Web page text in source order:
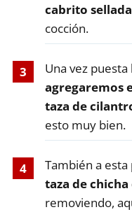
cabrito
cocción.
Una vez
agregaremos
taza de
esto muy bien.
También a
taza de
removiendo,